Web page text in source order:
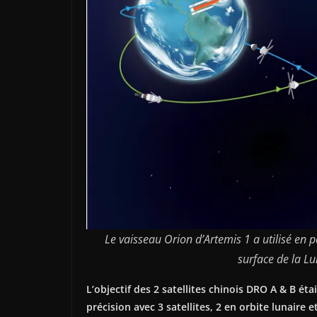
Le vaisseau Orion d’Artemis 1 a utilisé en
surface de la
L’objectif des 2 satellites chinois DRO A & B
précision avec 3 satellites, 2 en orbite lunaire